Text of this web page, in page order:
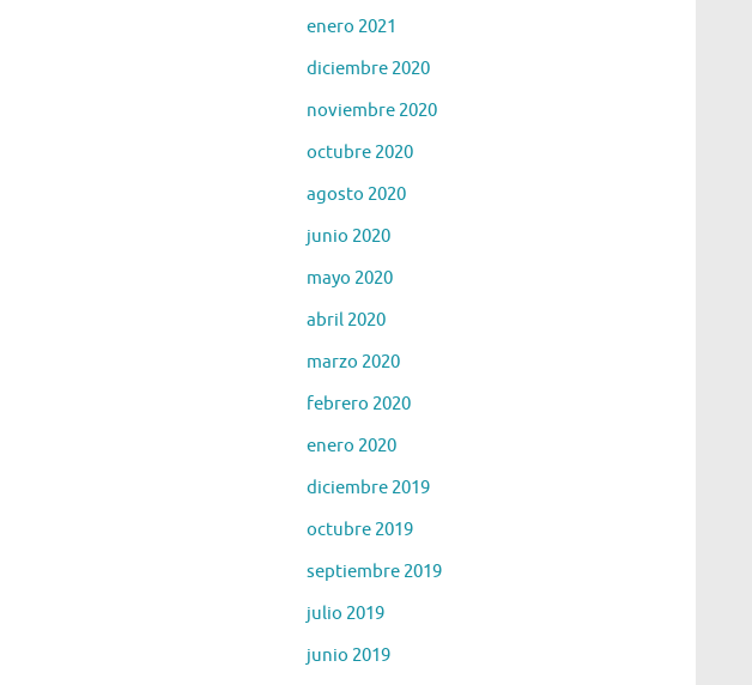
enero 2021
diciembre 2020
noviembre 2020
octubre 2020
agosto 2020
junio 2020
mayo 2020
abril 2020
marzo 2020
febrero 2020
enero 2020
diciembre 2019
octubre 2019
septiembre 2019
julio 2019
junio 2019